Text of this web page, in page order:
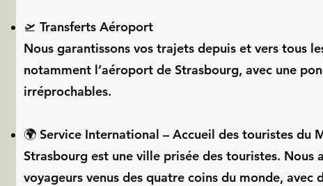
🛫 Transferts Aéroport
Nous garantissons vos trajets depuis et vers tous
notamment l’aéroport de Strasbourg, avec une
irréprochables.
🌍 Service International – Accueil des touristes du
Strasbourg est une ville prisée des touristes. Nous
voyageurs venus des quatre coins du monde, avec